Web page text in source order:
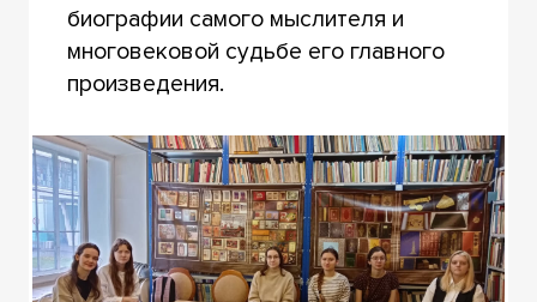
биографии самого мыслителя и
многовековой судьбе его главного
произведения.